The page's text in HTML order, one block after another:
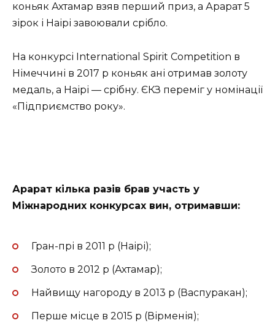
коньяк Ахтамар взяв перший приз, а Арарат 5
зірок і Наірі завоювали срібло.
На конкурсі International Spirit Competition в
Німеччині в 2017 р коньяк ані отримав золоту
медаль, а Наірі — срібну. ЄКЗ переміг у номінації
«Підприємство року».
Арарат кілька разів брав участь у
Міжнародних конкурсах вин, отримавши:
Гран-прі в 2011 р (Наірі);
Золото в 2012 р (Ахтамар);
Найвищу нагороду в 2013 р (Васпуракан);
Перше місце в 2015 р (Вірменія);